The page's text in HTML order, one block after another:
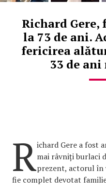
Richard
la 73 de ani.
fericirea
33 de
Richard Gere a fost
mai râvniți burlaci
prezent, actorul în
fie complet devotat